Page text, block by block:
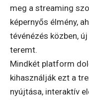
meg a streaming
képernyős élmény,
tévénézés közben,
teremt.
Mindkét platform
kihasználják ezt a
nyújtása, interaktív